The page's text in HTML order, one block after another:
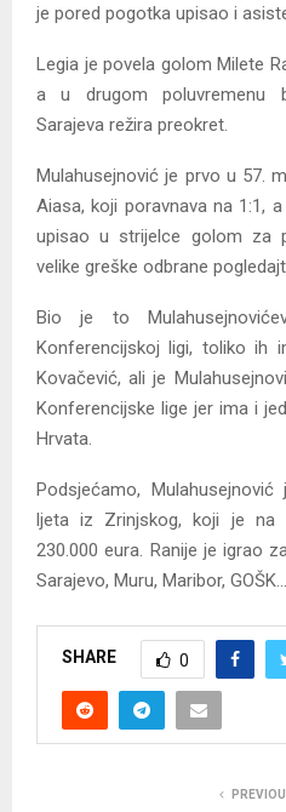
je pored pogotka upisao i
Legia je povela golom Milete
a u drugom poluvremenu
Sarajeva režira preokret.
Mulahusejnović je prvo u 57.
Aiasa, koji poravnava na 1:1,
upisao u strijelce golom za
velike greške odbrane
Bio je to
Konferencijskoj ligi, toliko ih
Kovačević, ali je
Konferencijske lige jer ima i
Hrvata.
Podsjećamo,
ljeta iz Zrinjskog, koji je na
230.000 eura. Ranije je igrao
Sarajevo, Muru, Maribor,
SHARE 0